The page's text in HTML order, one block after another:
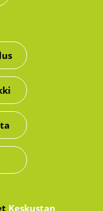
Keskustan